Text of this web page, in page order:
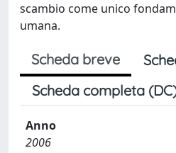
scambio come unico
umana.
Scheda breve
Scheda completa
Anno
2006